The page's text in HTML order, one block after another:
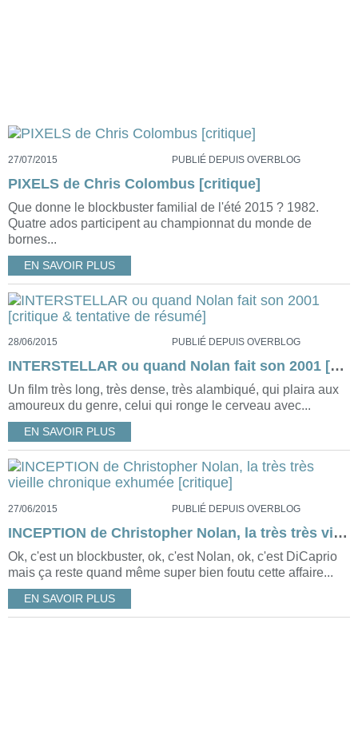
27/07/2015 PUBLIÉ DEPUIS OVERBLOG
PIXELS de Chris Colombus [critique]
Que donne le blockbuster familial de l'été 2015 ? 1982.
Quatre ados participent au championnat du monde de
bornes...
EN SAVOIR PLUS
28/06/2015 PUBLIÉ DEPUIS OVERBLOG
INTERSTELLAR ou quand Nolan fait son 2001 [critique & tentative de résumé]
Un film très long, très dense, très alambiqué, qui plaira aux
amoureux du genre, celui qui ronge le cerveau avec...
EN SAVOIR PLUS
27/06/2015 PUBLIÉ DEPUIS OVERBLOG
INCEPTION de Christopher Nolan, la très très vieille chronique exhumée [critique]
Ok, c'est un blockbuster, ok, c'est Nolan, ok, c'est DiCaprio
mais ça reste quand même super bien foutu cette affaire...
EN SAVOIR PLUS